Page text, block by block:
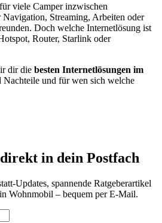
viele Camper inzwischen
Streaming, Arbeiten oder
Doch welche Internetlösung ist
Router, Starlink oder
dir die besten Internetlösungen im
Nachteile und für wen sich welche
in dein Postfach
Updates, spannende Ratgeberartikel
Wohnmobil – bequem per E-Mail.